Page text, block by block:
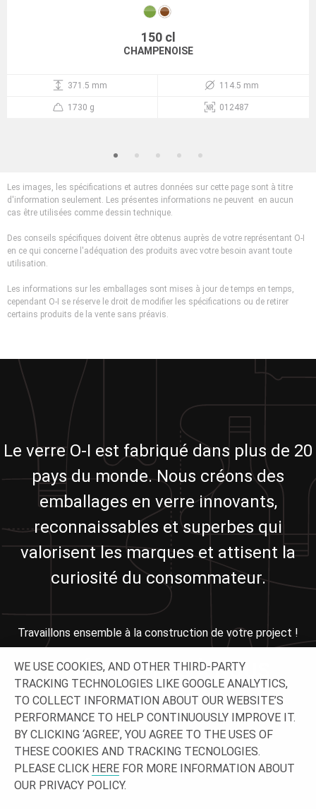
150 cl
CHAMPENOISE
371.5 mm 114.5 mm
1730 g 012487
Les images, les spécifications et autres données sur cette page sont à titre
d'information seulement. Les présentes informations ne peuvent en aucun
cas être utilisées comme dessin technique.
Des conseils spécifiques doivent être obtenus auprès de votre représentant O-I
en ce qui concerne l'adéquation des produits avec votre besoin avant toute
utilisation.
Les informations sur les emballages sont mises à jour de temps en temps,
cependant O-I se réserve le droit de modifier les spécifications ou de retirer
certains produits de la vente sans préavis.
Le verre O-I est fabriqué dans plus de 20
pays du monde. Nous créons des
emballages en verre innovants,
reconnaissables et superbes qui
valorisent les marques et attisent la
curiosité du consommateur.
Travaillons ensemble à la construction de votre project !
N'HÉSITEZ PAS À NOUS
CONTACTER !
WE USE COOKIES, AND OTHER THIRD-PARTY
TRACKING TECHNOLOGIES LIKE GOOGLE ANALYTICS,
TO COLLECT INFORMATION ABOUT OUR WEBSITE’S
PERFORMANCE TO HELP CONTINUOUSLY IMPROVE IT.
BY CLICKING ‘AGREE’, YOU AGREE TO THE USES OF
THESE COOKIES AND TRACKING TECNOLOGIES.
PLEASE CLICK HERE FOR MORE INFORMATION ABOUT
OUR PRIVACY POLICY.